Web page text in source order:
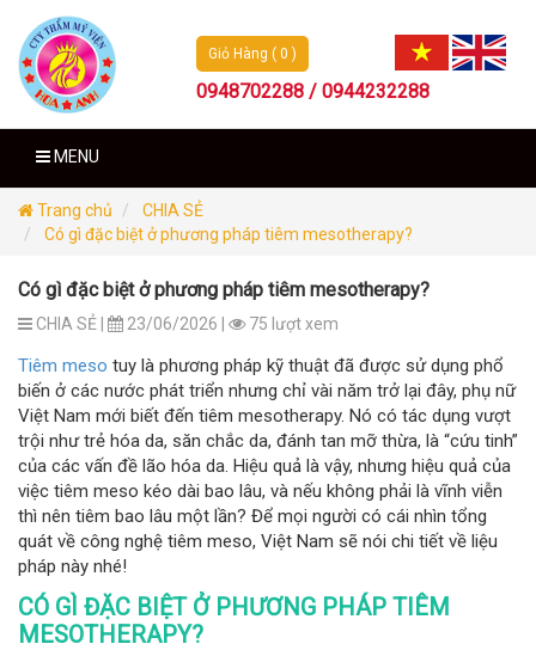
Giỏ Hàng ( 0 )
0948702288 / 0944232288
MENU
Trang chủ
CHIA SẺ
Có gì đặc biệt ở phương pháp tiêm mesotherapy?
Có gì đặc biệt ở phương pháp tiêm mesotherapy?
CHIA SẺ | 23/06/2026 | 75 lượt xem
Tiêm meso tuy là phương pháp kỹ thuật đã được sử dụng phổ
biến ở các nước phát triển nhưng chỉ vài năm trở lại đây, phụ nữ
Việt Nam mới biết đến tiêm mesotherapy. Nó có tác dụng vượt
trội như trẻ hóa da, săn chắc da, đánh tan mỡ thừa, là “cứu tinh”
của các vấn đề lão hóa da. Hiệu quả là vậy, nhưng hiệu quả của
việc tiêm meso kéo dài bao lâu, và nếu không phải là vĩnh viễn
thì nên tiêm bao lâu một lần? Để mọi người có cái nhìn tổng
quát về công nghệ tiêm meso, Việt Nam sẽ nói chi tiết về liệu
pháp này nhé!
CÓ GÌ ĐẶC BIỆT Ở PHƯƠNG PHÁP TIÊM
MESOTHERAPY?